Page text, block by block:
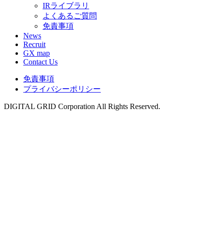
IRライブラリ
よくあるご質問
免責事項
News
Recruit
GX map
Contact Us
免責事項
プライバシーポリシー
DIGITAL GRID Corporation All Rights Reserved.